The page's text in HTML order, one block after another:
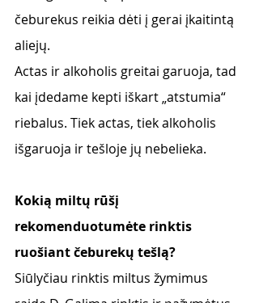
čeburekus reikia dėti į gerai įkaitintą
aliejų.
Actas ir alkoholis greitai garuoja, tad
kai įdedame kepti iškart „atstumia“
riebalus. Tiek actas, tiek alkoholis
išgaruoja ir tešloje jų nebelieka.
Kokią miltų rūšį
rekomenduotumėte rinktis
ruošiant čeburekų tešlą?
Siūlyčiau rinktis miltus žymimus